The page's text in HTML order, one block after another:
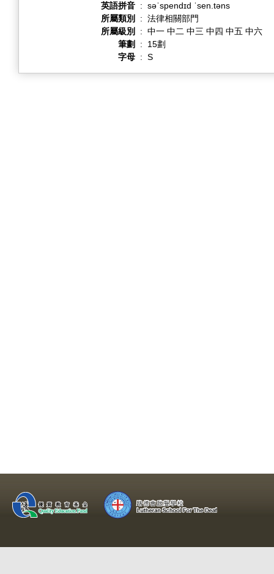
英語拼音 : səˈspendɪd ˈsen.təns
所屬類別
: 法律相關部門
所屬級別
: 中一 中二 中三 中四 中五 中六
筆劃
:
15劃
字母 : S